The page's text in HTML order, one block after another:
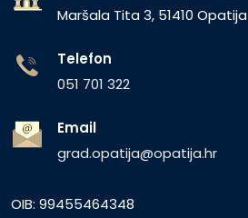
Maršala Tita 3, 51410 Opatija
Telefon
051 701 322
Email
grad.opatija@opatija.hr
OIB: 99455464348